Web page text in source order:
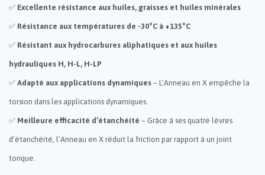
✅ Excellente résistance aux huiles, graisses et huiles minérales
✅ Résistance aux températures de -30°C à +135°C
✅ Résistant aux hydrocarbures aliphatiques et aux huiles
hydrauliques H, H-L, H-LP
✅ Adapté aux applications dynamiques – L'Anneau en X empêche la
torsion dans les applications dynamiques.
✅ Meilleure efficacité d’étanchéité – Grâce à ses quatre lèvres
d’étanchéité, l’Anneau en X réduit la friction par rapport à un joint
torique.